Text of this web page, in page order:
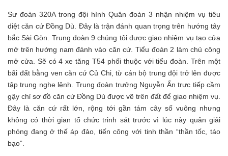
Sư đoàn 320A trong đội hình Quân đoàn 3 nhận nhiệm vụ tiêu
diệt căn cứ Đồng Dù. Đây là trận đánh quan trọng trên hướng tây
bắc Sài Gòn. Trung đoàn 9 chúng tôi được giao nhiệm vụ tạo cửa
mở trên hướng nam đánh vào căn cứ. Tiểu đoàn 2 làm chủ công
mở cửa. Sẽ có 4 xe tăng T54 phối thuộc với tiểu đoàn. Trên một
bãi đất bằng ven căn cứ Củ Chi, từ cán bộ trung đội trở lên được
tập trung nghe lệnh. Trung đoàn trưởng Nguyễn Ấn trực tiếp cầm
gậy chỉ sơ đồ căn cứ Đồng Dù được vẽ trên đất để giao nhiệm vụ.
Đây là căn cứ rất lớn, rộng tới gần tám cây số vuông nhưng
không có thời gian tổ chức trinh sát trước vì lúc này quân giải
phóng đang ở thế áp đảo, tiến công với tinh thần “thần tốc, táo
bạo”.